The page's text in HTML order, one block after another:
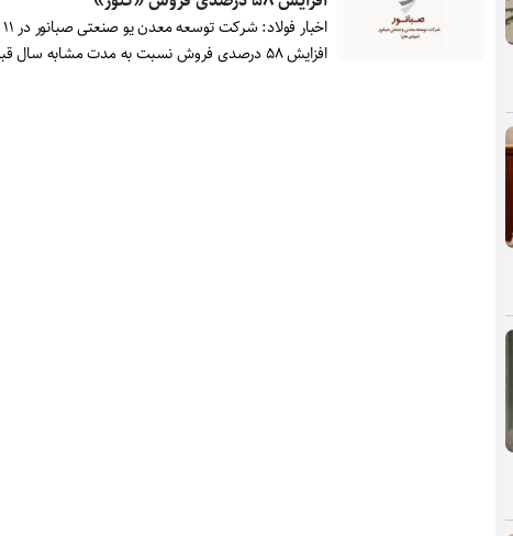
افزایش ۵۸ درصدی فروش نسبت به مدت مشابه سال قبل دست یافت.